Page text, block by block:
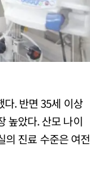
. 반면 35세 이상
높았다. 산모 나이
의 진료 수준은 여전